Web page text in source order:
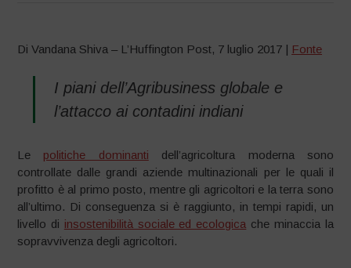
Di Vandana Shiva – L’Huffington Post, 7 luglio 2017 | Fonte
I piani dell’Agribusiness globale e
l’attacco ai contadini indiani
Le politiche dominanti dell’agricoltura moderna sono
controllate dalle grandi aziende multinazionali per le quali il
profitto è al primo posto, mentre gli agricoltori e la terra sono
all’ultimo. Di conseguenza si è raggiunto, in tempi rapidi, un
livello di insostenibilità sociale ed ecologica che minaccia la
sopravvivenza degli agricoltori.